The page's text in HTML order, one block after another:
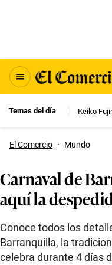
Temas del día Keiko
El Comercio · Mundo
Carnaval de
aquí la
Conoce todos los
Barranquilla, la
celebra durante 4 días